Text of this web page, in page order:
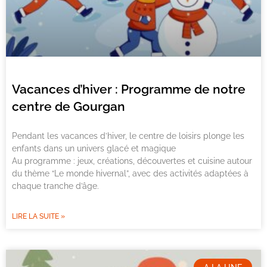
Vacances d’hiver : Programme de notre
centre de Gourgan
Pendant les vacances d’hiver, le centre de loisirs plonge les
enfants dans un univers glacé et magique
Au programme : jeux, créations, découvertes et cuisine autour
du thème “Le monde hivernal”, avec des activités adaptées à
chaque tranche d’âge.
LIRE LA SUITE »